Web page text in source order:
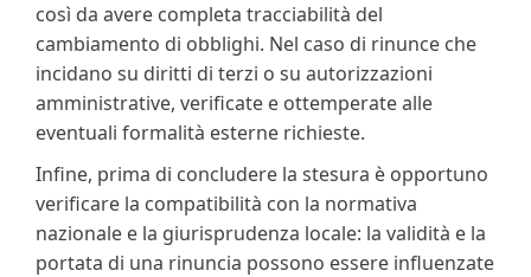
così da avere completa tracciabilità del
cambiamento di obblighi. Nel caso di rinunce che
incidano su diritti di terzi o su autorizzazioni
amministrative, verificate e ottemperate alle
eventuali formalità esterne richieste.
Infine, prima di concludere la stesura è opportuno
verificare la compatibilità con la normativa
nazionale e la giurisprudenza locale: la validità e la
portata di una rinuncia possono essere influenzate